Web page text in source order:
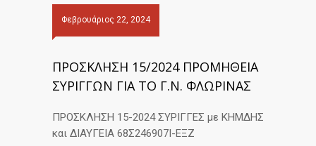
Φεβρουάριος 22, 2024
ΠΡΟΣΚΛΗΣΗ 15/2024 ΠΡΟΜΗΘΕΙΑ
ΣΥΡΙΓΓΩΝ ΓΙΑ ΤΟ Γ.Ν. ΦΛΩΡΙΝΑΣ
ΠΡΟΣΚΛΗΣΗ 15-2024 ΣΥΡΙΓΓΕΣ με ΚΗΜΔΗΣ
και ΔΙΑΥΓΕΙΑ 68Σ246907Ι-ΕΞΖ